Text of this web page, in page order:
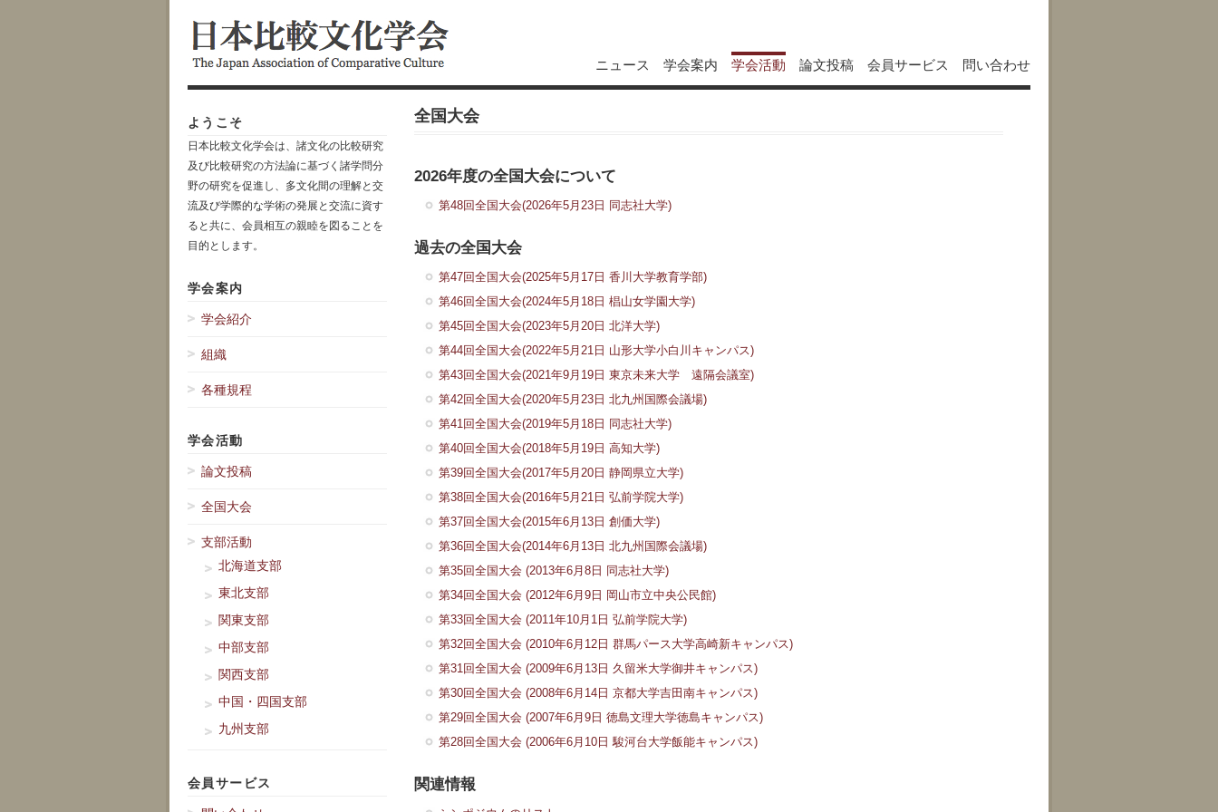
ニュース 学会案内 学会活動 論文投稿 会員サービス 問い合わせ
全国大会
2026年度の全国大会について
第48回全国大会(2026年5月23日 同志社大学)
過去の全国大会
第47回全国大会(2025年5月17日 香川大学教育学部)
第46回全国大会(2024年5月18日 椙山女学園大学)
第45回全国大会(2023年5月20日 北洋大学)
第44回全国大会(2022年5月21日 山形大学小白川キャンパス)
第43回全国大会(2021年9月19日 東京未来大学 遠隔会議室)
第42回全国大会(2020年5月23日 北九州国際会議場)
第41回全国大会(2019年5月18日 同志社大学)
第40回全国大会(2018年5月19日 高知大学)
第39回全国大会(2017年5月20日 静岡県立大学)
第38回全国大会(2016年5月21日 弘前学院大学)
第37回全国大会(2015年6月13日 創価大学)
第36回全国大会(2014年6月13日 北九州国際会議場)
第35回全国大会 (2013年6月8日 同志社大学)
第34回全国大会 (2012年6月9日 岡山市立中央公民館)
第33回全国大会 (2011年10月1日 弘前学院大学)
第32回全国大会 (2010年6月12日 群馬パース大学高崎新キャンパス)
第31回全国大会 (2009年6月13日 久留米大学御井キャンパス)
第30回全国大会 (2008年6月14日 京都大学吉田南キャンパス)
第29回全国大会 (2007年6月9日 徳島文理大学徳島キャンパス)
第28回全国大会 (2006年6月10日 駿河台大学飯能キャンパス)
関連情報
ようこそ
日本比較文化学会は、諸文化の比較研究
及び比較研究の方法論に基づく諸学問分
野の研究を促進し、多文化間の理解と交
流及び学際的な学術の発展と交流に資す
ると共に、会員相互の親睦を図ることを
目的とします。
学会案内
学会紹介
組織
各種規程
学会活動
論文投稿
全国大会
支部活動
北海道支部
東北支部
関東支部
中部支部
関西支部
中国・四国支部
九州支部
会員サービス